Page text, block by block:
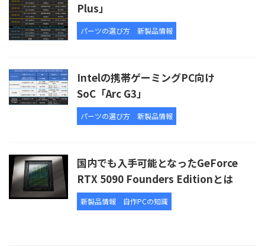
Plus」
パーツの選び方 新製品情報
Intelの携帯ゲーミングPC向け
SoC「Arc G3」
パーツの選び方 新製品情報
国内でも入手可能となったGeForce
RTX 5090 Founders Editionとは
新製品情報 自作PCの知識